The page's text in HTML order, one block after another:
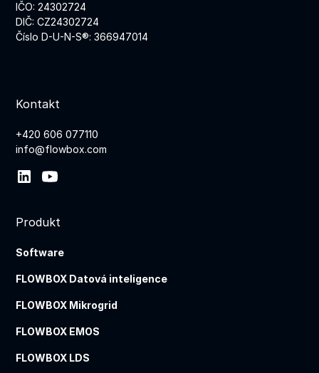
IČO: 24302724
DIČ: CZ24302724
Číslo D-U-N-S®: 366947014
Kontakt
+420 606 077110
info@flowbox.com
Produkt
Software
FLOWBOX Datová inteligence
FLOWBOX Mikrogrid
FLOWBOX EMOS
FLOWBOX LDS